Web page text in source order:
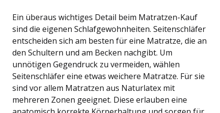
Ein überaus wichtiges Detail beim Matratzen-Kauf
sind die eigenen Schlafgewohnheiten. Seitenschläfer
entscheiden sich am besten für eine Matratze, die an
den Schultern und am Becken nachgibt. Um
unnötigen Gegendruck zu vermeiden, wählen
Seitenschläfer eine etwas weichere Matratze. Für sie
sind vor allem Matratzen aus Naturlatex mit
mehreren Zonen geeignet. Diese erlauben eine